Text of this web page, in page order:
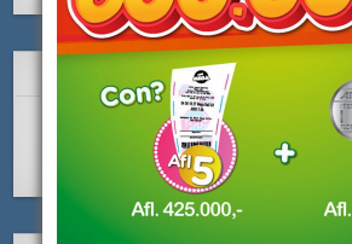
SUBSCRIBE Y LIKE